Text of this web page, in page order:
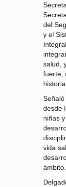
del
y el
salud,
fuerte,
desde
niñas
vida
ámbito.